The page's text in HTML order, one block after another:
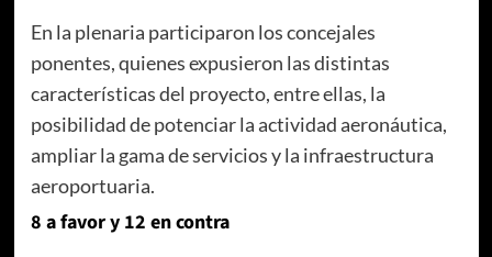
En la plenaria participaron los concejales
ponentes, quienes expusieron las distintas
características del proyecto, entre ellas, la
posibilidad de potenciar la actividad aeronáutica,
ampliar la gama de servicios y la infraestructura
aeroportuaria.
8 a favor y 12 en contra